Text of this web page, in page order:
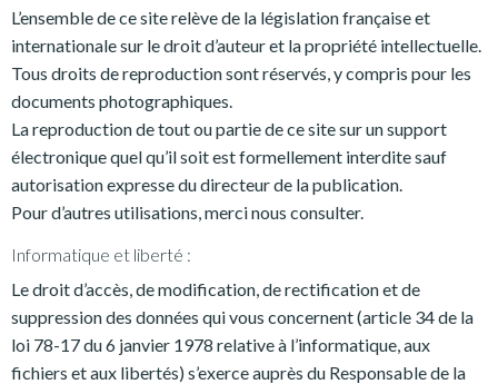
L’ensemble de ce site relève de la législation française et
internationale sur le droit d’auteur et la propriété intellectuelle.
Tous droits de reproduction sont réservés, y compris pour les
documents photographiques.
La reproduction de tout ou partie de ce site sur un support
électronique quel qu’il soit est formellement interdite sauf
autorisation expresse du directeur de la publication.
Pour d’autres utilisations, merci nous consulter.
Informatique et liberté :
Le droit d’accès, de modification, de rectification et de
suppression des données qui vous concernent (article 34 de la
loi 78-17 du 6 janvier 1978 relative à l’informatique, aux
fichiers et aux libertés) s’exerce auprès du Responsable de la